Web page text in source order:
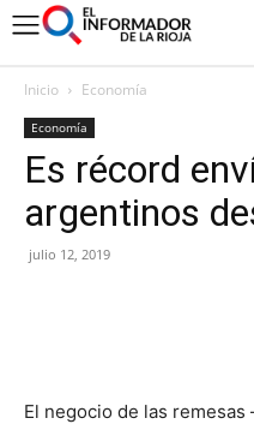
Inicio Economía
Economía
Es récord
argentinos
julio 12, 2019
El negocio de las